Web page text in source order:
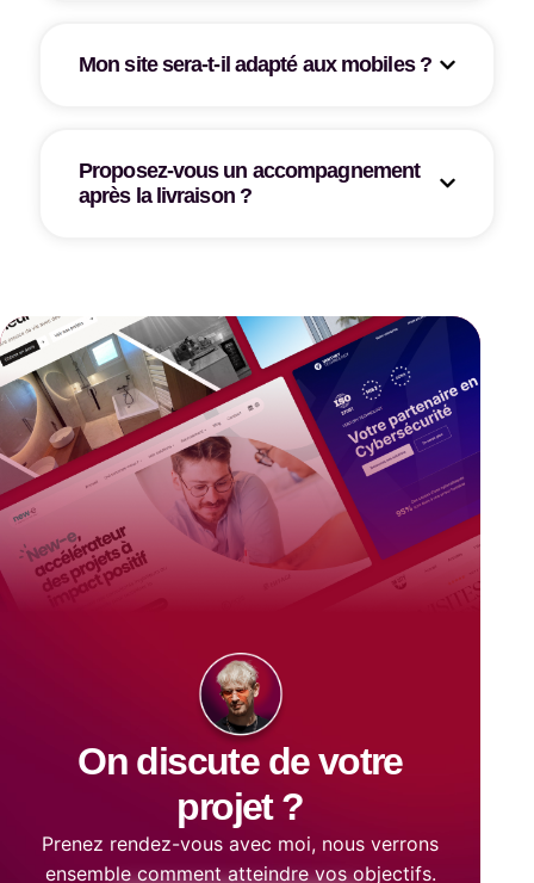
Mon site sera-t-il adapté aux mobiles ?
Proposez-vous un accompagnement
après la livraison ?
On discute de votre
projet ?
Prenez rendez-vous avec moi, nous verrons
ensemble comment atteindre vos objectifs.